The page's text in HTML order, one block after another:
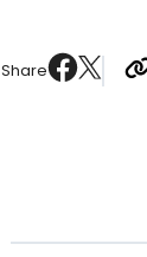
Share